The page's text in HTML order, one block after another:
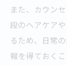
また、カウン
段のヘアケア
るため、日常
報を得ておく